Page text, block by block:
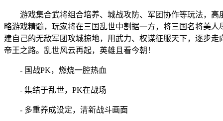
游戏集合武将组合培养、城战攻防、军团协作等玩法，高
略游戏精髓，玩家将在三国乱世中割据一方，将三国名将美人
建自己的无敌军团攻城掠地，用武力、权谋征服天下，逐步走
帝王之路。乱世风云再起，英雄且看今朝！
- 国战PK，燃烧一腔热血
- 集结于乱世，PK在战场
- 多重养成设定，清新战斗画面